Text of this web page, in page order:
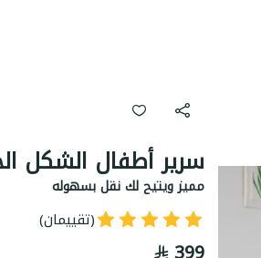
سرير أطفال الشكل
مميز ويتيح لك نقل بسهوله
(تقييمان)